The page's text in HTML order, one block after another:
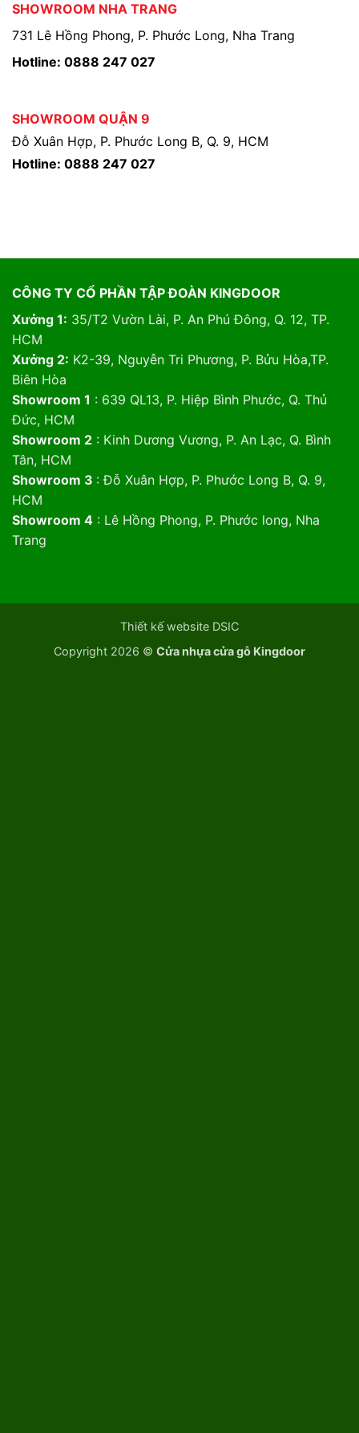
SHOWROOM NHA TRANG
731 Lê Hồng Phong, P. Phước Long, Nha Trang
Hotline: 0888 247 027
SHOWROOM QUẬN 9
Đỗ Xuân Hợp, P. Phước Long B, Q. 9, HCM
Hotline: 0888 247 027
CÔNG TY CỔ PHẦN TẬP ĐOÀN KINGDOOR
Xưởng 1: 35/T2 Vườn Lài, P. An Phú Đông, Q. 12, TP.
HCM
Xưởng 2: K2-39, Nguyễn Tri Phương, P. Bửu Hòa,TP.
Biên Hòa
Showroom 1 : 639 QL13, P. Hiệp Bình Phước, Q. Thủ
Đức, HCM
Showroom 2: Kinh Dương Vương, P. An Lạc, Q. Bình
Tân, HCM
Showroom 3 : Đỗ Xuân Hợp, P. Phước Long B, Q. 9,
HCM
Showroom 4: Lê Hồng Phong, P. Phước long, Nha
Trang
Thiết kế website DSIC
Copyright 2026 © Cửa nhựa cửa gỗ Kingdoor